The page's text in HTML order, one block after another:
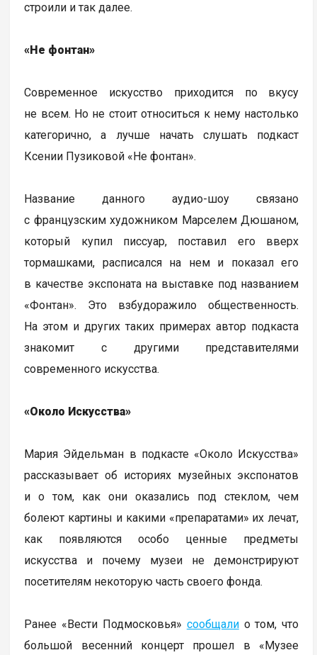
строили и так далее.
«Не фонтан»
Современное искусство приходится по вкусу
не всем. Но не стоит относиться к нему настолько
категорично, а лучше начать слушать подкаст
Ксении Пузиковой «Не фонтан».
Название данного аудио-шоу связано
с французским художником Марселем Дюшаном,
который купил писсуар, поставил его вверх
тормашками, расписался на нем и показал его
в качестве экспоната на выставке под названием
«Фонтан». Это взбудоражило общественность.
На этом и других таких примерах автор подкаста
знакомит с другими представителями
современного искусства.
«Около Искусства»
Мария Эйдельман в подкасте «Около Искусства»
рассказывает об историях музейных экспонатов
и о том, как они оказались под стеклом, чем
болеют картины и какими «препаратами» их лечат,
как появляются особо ценные предметы
искусства и почему музеи не демонстрируют
посетителям некоторую часть своего фонда.
Ранее «Вести Подмосковья» сообщалио том, что
большой весенний концерт прошел в «Музее